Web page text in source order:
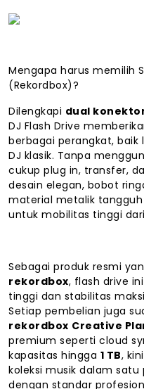
Mengapa harus memilih
(Rekordbox)?
Dilengkapi dual konektor
DJ Flash Drive
berbagai perangkat,
DJ klasik. Tanpa
cukup plug in, transfer,
desain elegan, bobot
material metalik
untuk mobilitas tinggi
Sebagai produk resmi
rekordbox, flash drive
tinggi dan stabilitas
Setiap pembelian juga
rekordbox Creative
premium seperti cloud
kapasitas hingga 1 TB,
koleksi musik dalam satu
dengan standar